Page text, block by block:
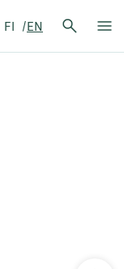
FI EN
Search